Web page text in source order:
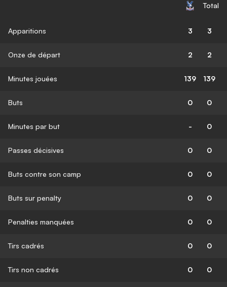
Total
Apparitions 3 3
Onze de départ 2 2
Minutes jouées 139 139
Buts 0 0
Minutes par but - 0
Passes décisives 0 0
Buts contre son camp 0 0
Buts sur penalty 0 0
Penalties manquées 0 0
Tirs cadrés 0 0
Tirs non cadrés 0 0